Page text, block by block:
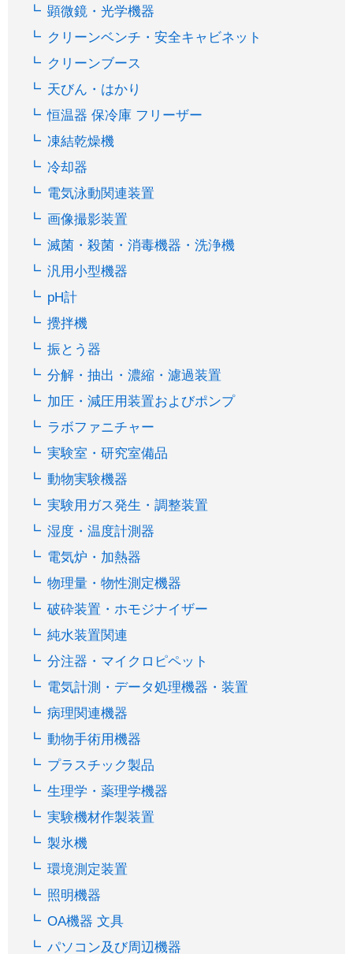
顕微鏡・光学機器
クリーンベンチ・安全キャビネット
クリーンブース
天びん・はかり
恒温器 保冷庫 フリーザー
凍結乾燥機
冷却器
電気泳動関連装置
画像撮影装置
滅菌・殺菌・消毒機器・洗浄機
汎用小型機器
pH計
攪拌機
振とう器
分解・抽出・濃縮・濾過装置
加圧・減圧用装置およびポンプ
ラボファニチャー
実験室・研究室備品
動物実験機器
実験用ガス発生・調整装置
湿度・温度計測器
電気炉・加熱器
物理量・物性測定機器
破砕装置・ホモジナイザー
純水装置関連
分注器・マイクロピペット
電気計測・データ処理機器・装置
病理関連機器
動物手術用機器
プラスチック製品
生理学・薬理学機器
実験機材作製装置
製氷機
環境測定装置
照明機器
OA機器 文具
パソコン及び周辺機器